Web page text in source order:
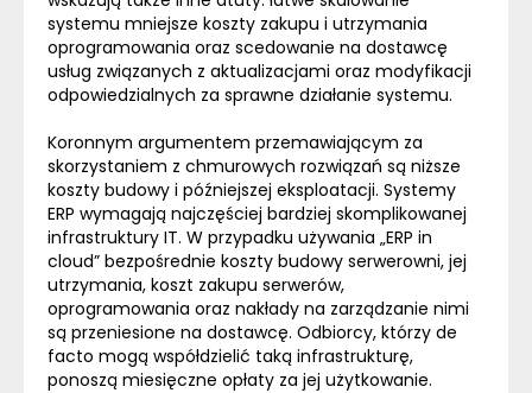
systemu mniejsze koszty zakupu i utrzymania
oprogramowania oraz scedowanie na dostawcę
usług związanych z aktualizacjami oraz modyfikacji
odpowiedzialnych za sprawne działanie systemu.
Koronnym argumentem przemawiającym za
skorzystaniem z chmurowych rozwiązań są niższe
koszty budowy i późniejszej eksploatacji. Systemy
ERP wymagają najczęściej bardziej skomplikowanej
infrastruktury IT. W przypadku używania „ERP in
cloud” bezpośrednie koszty budowy serwerowni, jej
utrzymania, koszt zakupu serwerów,
oprogramowania oraz nakłady na zarządzanie nimi
są przeniesione na dostawcę. Odbiorcy, którzy de
facto mogą współdzielić taką infrastrukturę,
ponoszą miesięczne opłaty za jej użytkowanie.